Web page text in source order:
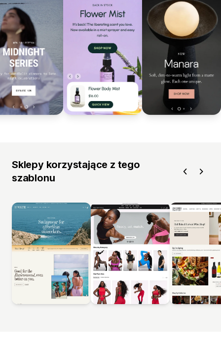
Sklepy korzystające z tego
szablonu